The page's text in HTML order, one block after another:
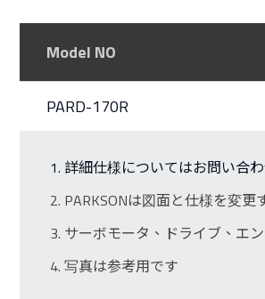
Model NO
PARD-170R
詳細仕様についてはお問い合
PARKSONは図面と仕様を変更
サーボモータ、ドライブ、エ
写真は参考用です